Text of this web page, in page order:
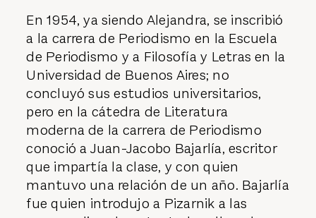
En 1954, ya siendo Alejandra, se inscribió
a la carrera de Periodismo en la Escuela
de Periodismo y a Filosofía y Letras en la
Universidad de Buenos Aires; no
concluyó sus estudios universitarios,
pero en la cátedra de Literatura
moderna de la carrera de Periodismo
conoció a Juan-Jacobo Bajarlía, escritor
que impartía la clase, y con quien
mantuvo una relación de un año. Bajarlía
fue quien introdujo a Pizarnik a las